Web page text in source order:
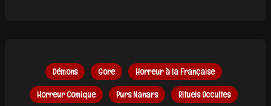
Démons Gore Horreur à la Française
Horreur Comique Purs Nanars Rituels Occultes